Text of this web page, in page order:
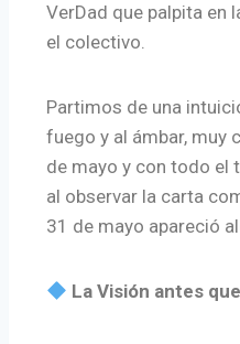
VerDad que palpita en
el colectivo.
Partimos de una
fuego y al ámbar, muy
de mayo y con todo el
al observar la carta
31 de mayo apareció
La Visión antes